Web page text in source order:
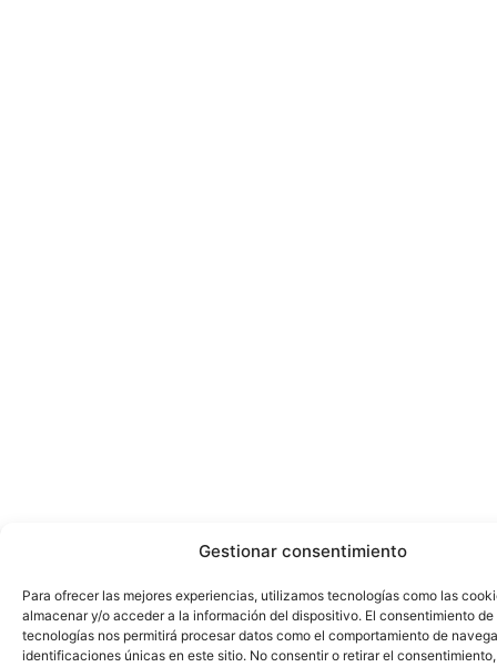
Gestionar consentimiento
Para ofrecer las mejores experiencias, utilizamos tecnologías como las
almacenar y/o acceder a la información del dispositivo. El consentimiento de
tecnologías nos permitirá procesar datos como el comportamiento de
identificaciones únicas en este sitio. No consentir o retirar el